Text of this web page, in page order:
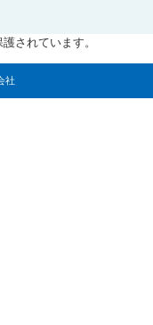
されています。
社